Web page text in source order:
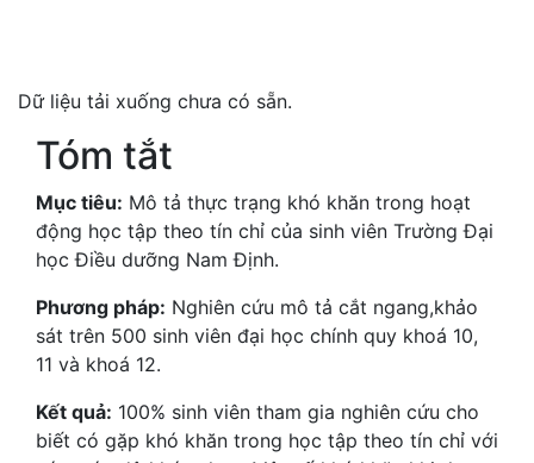
Dữ liệu tải xuống chưa có sẵn.
Tóm tắt
Mục tiêu: Mô tả thực trạng khó khăn trong hoạt
động học tập theo tín chỉ của sinh viên Trường Đại
học Điều dưỡng Nam Định.
Phương pháp: Nghiên cứu mô tả cắt ngang,khảo
sát trên 500 sinh viên đại học chính quy khoá 10,
11 và khoá 12.
Kết quả: 100% sinh viên tham gia nghiên cứu cho
biết có gặp khó khăn trong học tập theo tín chỉ với